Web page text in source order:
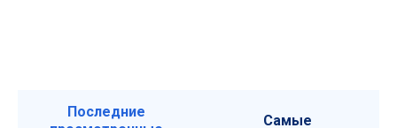
Последние
Самые